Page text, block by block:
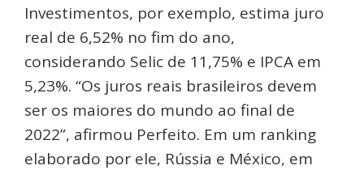
Investimentos, por exemplo, estima juro
real de 6,52% no fim do ano,
considerando Selic de 11,75% e IPCA em
5,23%. “Os juros reais brasileiros devem
ser os maiores do mundo ao final de
2022”, afirmou Perfeito. Em um ranking
elaborado por ele, Rússia e México, em